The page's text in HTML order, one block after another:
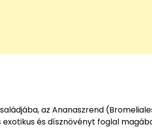
az Ananaszrend
és dísznövényt foglal